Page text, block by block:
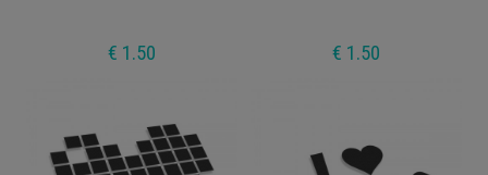
€ 1.50 € 1.50